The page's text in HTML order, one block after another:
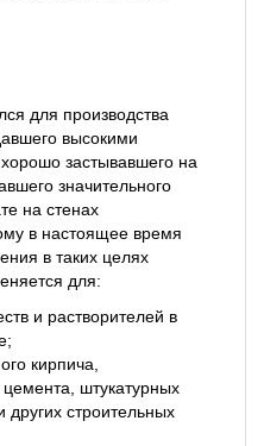
для производства
высокими
застывавшего на
значительного
на стенах
в настоящее время
в таких целях
для:
и растворителей в
кирпича,
цемента, штукатурных
строительных